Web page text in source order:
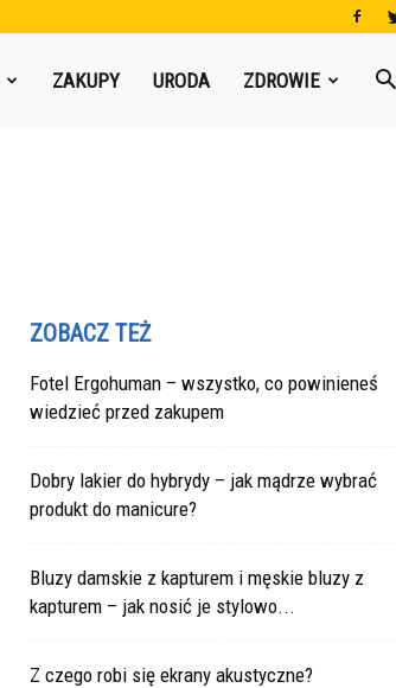
ZAKUPY URODA ZDROWIE
ZOBACZ TEŻ
Fotel Ergohuman – wszystko, co powinieneś
wiedzieć przed zakupem
Dobry lakier do hybrydy – jak mądrze wybrać
produkt do manicure?
Bluzy damskie z kapturem i męskie bluzy z
kapturem – jak nosić je stylowo...
Z czego robi się ekrany akustyczne?